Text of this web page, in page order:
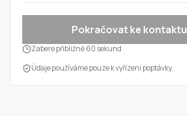
Zabere přibližně 60 sekund
Pokračovat ke kontaktu
Údaje používáme pouze k vyřízení poptávky.